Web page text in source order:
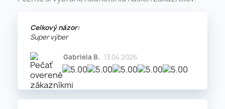
Celkový názor:
Super výber
Gabriela B. 13.04.2026